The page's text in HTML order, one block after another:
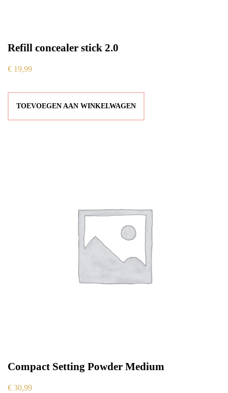
Refill concealer stick 2.0
€ 19,99
TOEVOEGEN AAN WINKELWAGEN
Compact Setting Powder Medium
€ 30,99